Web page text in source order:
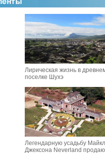
Лирическая жизнь в
поселке Шухэ
Легендарную усадьбу
Джексона Neverland